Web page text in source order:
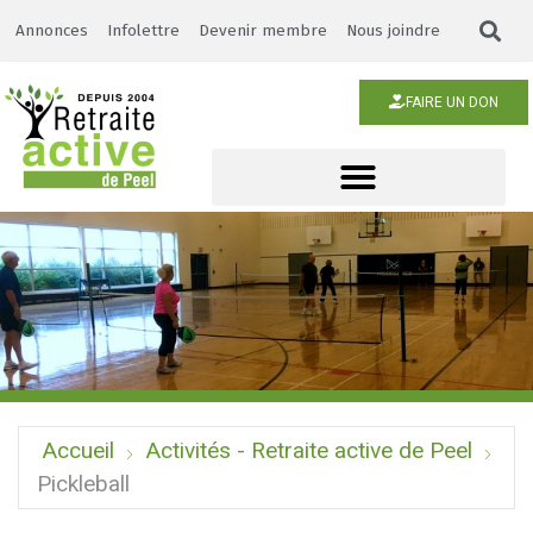
Annonces Infolettre Devenir membre Nous joindre
FAIRE UN DON
Accueil
Activités - Retraite active de Peel
Pickleball